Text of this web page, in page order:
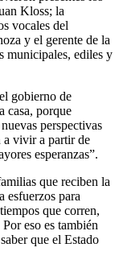
Kloss; la
vocales del
y el gerente de la
municipales, ediles y
gobierno de
casa, porque
perspectivas
a vivir a partir de
esperanzas”.
que reciben la
esfuerzos para
que corren,
eso es también
que el Estado